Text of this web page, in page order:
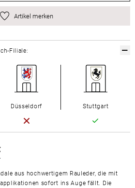
Artikel merken
aus hochwertigem Rauleder, die mit
sofort ins Auge fällt. Die
Filiale:
Düsseldorf Stuttgart